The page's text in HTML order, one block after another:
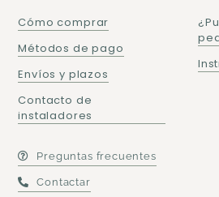
Cómo comprar
Métodos de pago
Envíos y plazos
Contacto de
instaladores
Preguntas frecuentes
Contactar